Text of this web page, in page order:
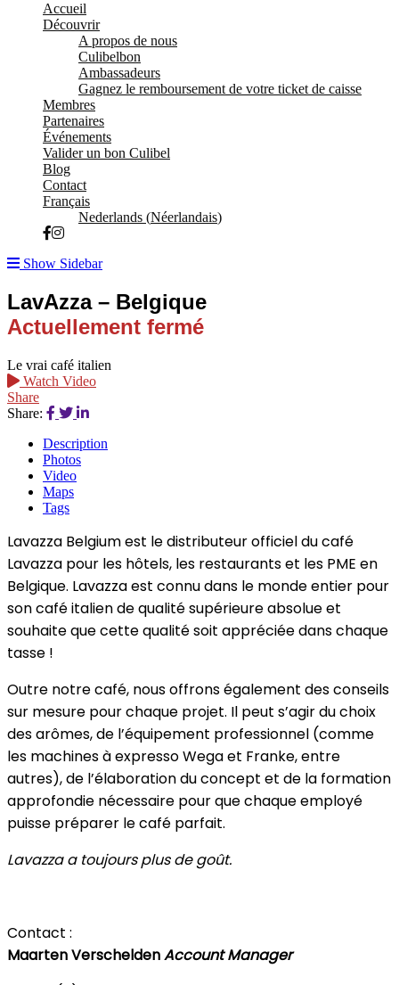
Accueil
Découvrir
A propos de nous
Culibelbon
Ambassadeurs
Gagnez le remboursement de votre ticket de caisse
Membres
Partenaires
Événements
Valider un bon Culibel
Blog
Contact
Français
Nederlands (Néerlandais)
Show Sidebar
LavAzza – Belgique
Actuellement fermé
Le vrai café italien
Watch Video
Share
Share:
Description
Photos
Video
Maps
Tags
Lavazza Belgium est le distributeur officiel du café
Lavazza pour les hôtels, les restaurants et les PME en
Belgique. Lavazza est connu dans le monde entier pour
son café italien de qualité supérieure absolue et
souhaite que cette qualité soit appréciée dans chaque
tasse !
Outre notre café, nous offrons également des conseils
sur mesure pour chaque projet. Il peut s’agir du choix
des arômes, de l’équipement professionnel (comme
les machines à expresso Wega et Franke, entre
autres), de l’élaboration du concept et de la formation
approfondie nécessaire pour que chaque employé
puisse préparer le café parfait.
Lavazza a toujours plus de goût.
Contact :
Maarten VerscheldenAccount Manager